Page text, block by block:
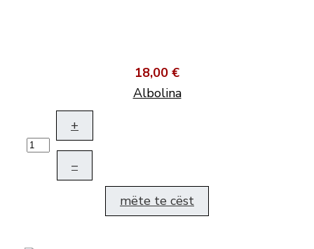
18,00 €
Albolina
+
–
mëte te cëst